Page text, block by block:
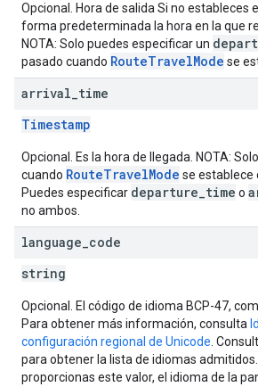
Opcional. Hora de salida Si no estableces
forma predeterminada la hora en la que
NOTA: Solo puedes especificar un
pasado cuando RouteTravelMode se
arrival time
Timestamp
Opcional. Es la hora de llegada. NOTA:
cuando RouteTravelMode se establece
Puedes especificar departure_time o
no ambos.
language code
string
Opcional. El código de idioma BCP-47,
Para obtener más información, consulta
configuración regional de Unicode .
para obtener la lista de idiomas
proporcionas este valor, el idioma de la